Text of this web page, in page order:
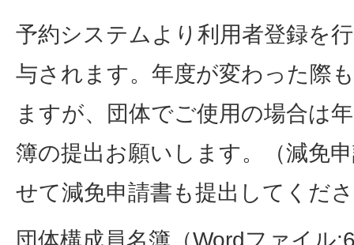
予約システムより利用者登録を
与されます。年度が変わった際
ますが、団体でご使用の場合は
簿の提出お願いします。（減免
せて減免申請書も提出してくだ
団体構成員名簿（Wordファイル